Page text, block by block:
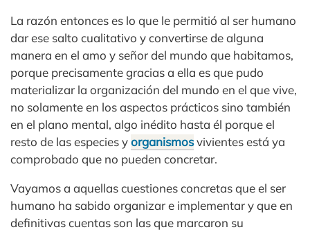
La razón entonces es lo que le permitió al ser humano
dar ese salto cualitativo y convertirse de alguna
manera en el amo y señor del mundo que habitamos,
porque precisamente gracias a ella es que pudo
materializar la organización del mundo en el que vive,
no solamente en los aspectos prácticos sino también
en el plano mental, algo inédito hasta él porque el
resto de las especies yorganismosvivientes está ya
comprobado que no pueden concretar.
Vayamos a aquellas cuestiones concretas que el ser
humano ha sabido organizar e implementar y que en
definitivas cuentas son las que marcaron su